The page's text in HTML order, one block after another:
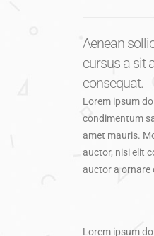
Aenean
cursus a sit
consequat.
Lorem ipsum
condimentum
amet mauris.
auctor, nisi elit
auctor a ornare
Lorem ipsum